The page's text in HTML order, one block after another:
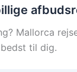
Mallorca
til dig.